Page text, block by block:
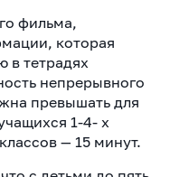
фильма,
которая
в тетрадях
непрерывного
превышать для
1-4- х
— 15 минут.